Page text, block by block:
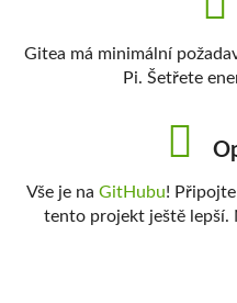
Gitea má minimální
Pi. Šetřete
Vše je na GitHubu!
tento projekt ještě lepší.